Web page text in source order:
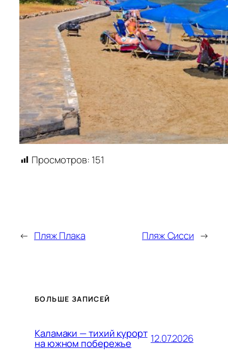
Просмотров: 151
← Пляж Плака Пляж Сисси →
БОЛЬШЕ ЗАПИСЕЙ
Каламаки — тихий курорт
на южном побережье 12.07.2026